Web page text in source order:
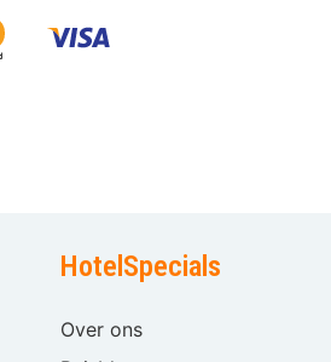
HotelSpecials
Over ons